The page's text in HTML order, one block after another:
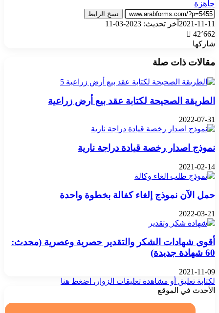
جاهزة
نسخ الرابط
2021-11-11 آخر تحديث: 2023-03-11
42٬662
شاركها
مقالات ذات صلة
الطريقة الصحيحة لكتابة عقد بيع أرض زراعية
2022-07-31
نموذج اصدار رخصة قيادة دراجة نارية
2021-02-14
حمل الآن نموذج إلغاء كفالة بخطوة واحدة
2022-03-21
أقوى شهادات الشكر والتقدير حصرية وعصرية (محدث:
60 شهادة جديدة)
2021-11-09
لكتابة تعليق أو مشاهدة تعليقات الزوار، اضغط هنا
الأحدث في الموقع